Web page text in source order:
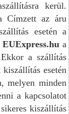
kerül.
Címzett az áru
esetén a
EUExpress.hu a
a szállítás
esetén
melyen minden
a kapcsolatot
kiszállítás